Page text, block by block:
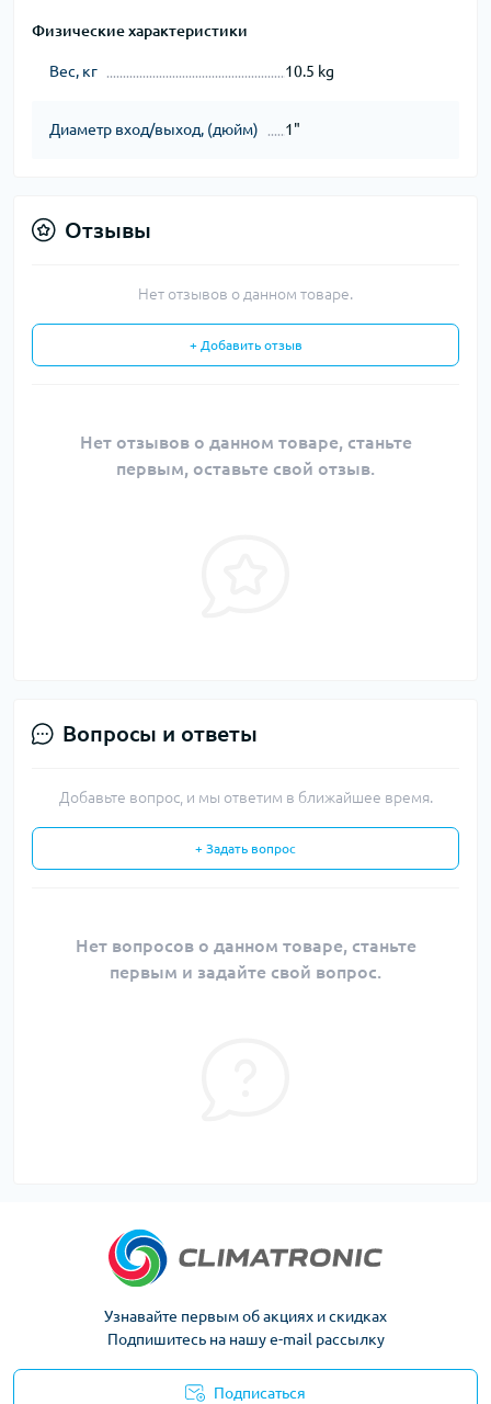
Физические характеристики
Вес, кг 10.5 kg
Диаметр вход/выход, (дюйм) 1"
Отзывы
Нет отзывов о данном товаре.
+ Добавить отзыв
Нет отзывов о данном товаре, станьте
первым, оставьте свой отзыв.
Вопросы и ответы
Добавьте вопрос, и мы ответим в ближайшее время.
+ Задать вопрос
Нет вопросов о данном товаре, станьте
первым и задайте свой вопрос.
Узнавайте первым об акциях и скидках
Подпишитесь на нашу e-mail рассылку
Подписаться